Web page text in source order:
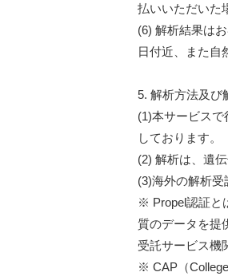
払いいただいた
(6) 解析結果は
日付近、また自
5. 解析方法及び
(1)本サービス
しております。
(2) 解析は、遺
(3)海外の解析受
※ Propel認証と
質のデータを提
受託サービス機
※ CAP（